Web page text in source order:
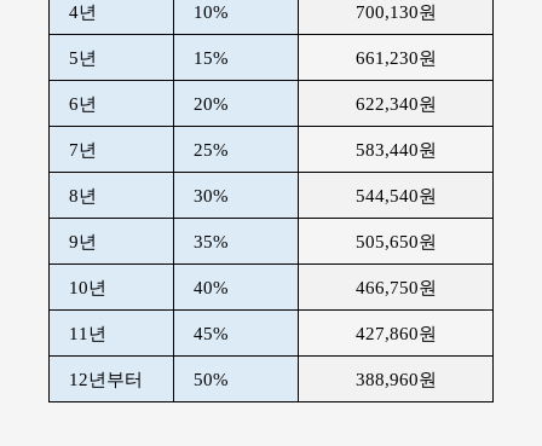
4년 10% 700,130원
5년 15% 661,230원
6년 20% 622,340원
7년 25% 583,440원
8년 30% 544,540원
9년 35% 505,650원
10년 40% 466,750원
11년 45% 427,860원
12년부터 50% 388,960원